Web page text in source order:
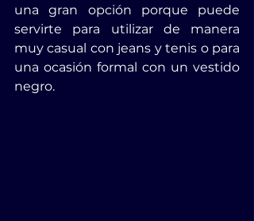
una gran opción porque puede
servirte para utilizar de manera
muy casual con jeans y tenis o para
una ocasión formal con un vestido
negro.